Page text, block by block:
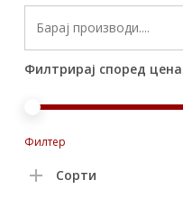
Филтрирај според цена
Филтер
Сорти